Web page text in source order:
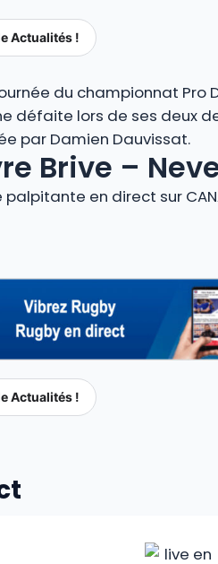
Actualités !
du championnat Pro
défaite lors de ses deux
par Damien Dauvissat.
Brive –
en direct sur
Actualités !